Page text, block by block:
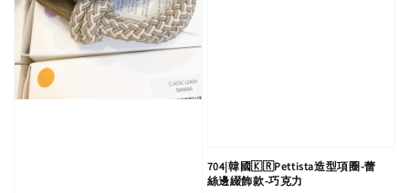
704|韓國🇰🇷Pettista造型項圈-蕾
絲邊綴飾款-巧克力